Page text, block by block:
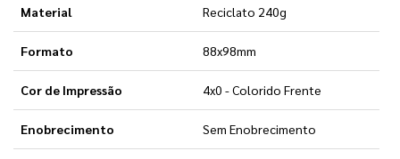
Material Reciclato 240g
Formato 88x98mm
Cor de Impressão 4x0 - Colorido Frente
Enobrecimento Sem Enobrecimento